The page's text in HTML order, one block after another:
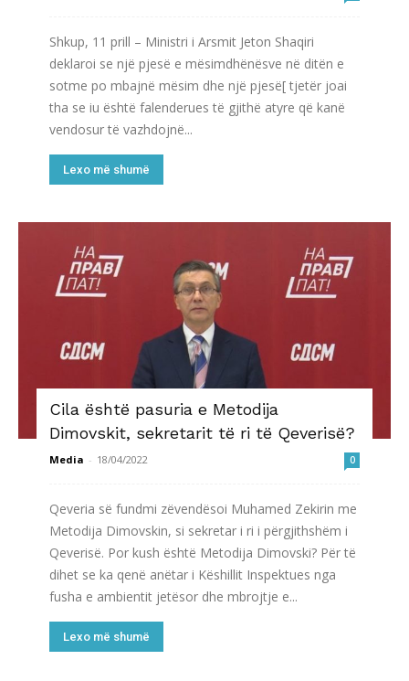
Shkup, 11 prill – Ministri i Arsmit Jeton Shaqiri
deklaroi se një pjesë e mësimdhënësve në ditën e
sotme po mbajnë mësim dhe një pjesë[ tjetër joai
tha se iu është falenderues të gjithë atyre që kanë
vendosur të vazhdojnë...
Lexo më shumë
Cila është pasuria e Metodija
Dimovskit, sekretarit të ri të Qeverisë?
Media - 18/04/2022 0
Qeveria së fundmi zëvendësoi Muhamed Zekirin me
Metodija Dimovskin, si sekretar i ri i përgjithshëm i
Qeverisë. Por kush është Metodija Dimovski? Për të
dihet se ka qenë anëtar i Këshillit Inspektues nga
fusha e ambientit jetësor dhe mbrojtje e...
Lexo më shumë